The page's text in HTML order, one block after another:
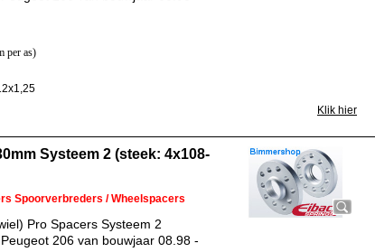
per as)
Klik hier
Systeem 2 (steek: 4x108-
Spoorverbreders / Wheelspacers
Pro Spacers Systeem 2
206 van bouwjaar 08.98 -